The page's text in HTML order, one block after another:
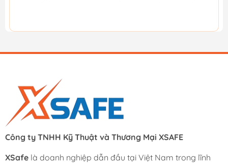
Công ty TNHH Kỹ Thuật và Thương Mại XSAFE
XSafe là doanh nghiệp dẫn đầu tại Việt Nam trong lĩnh